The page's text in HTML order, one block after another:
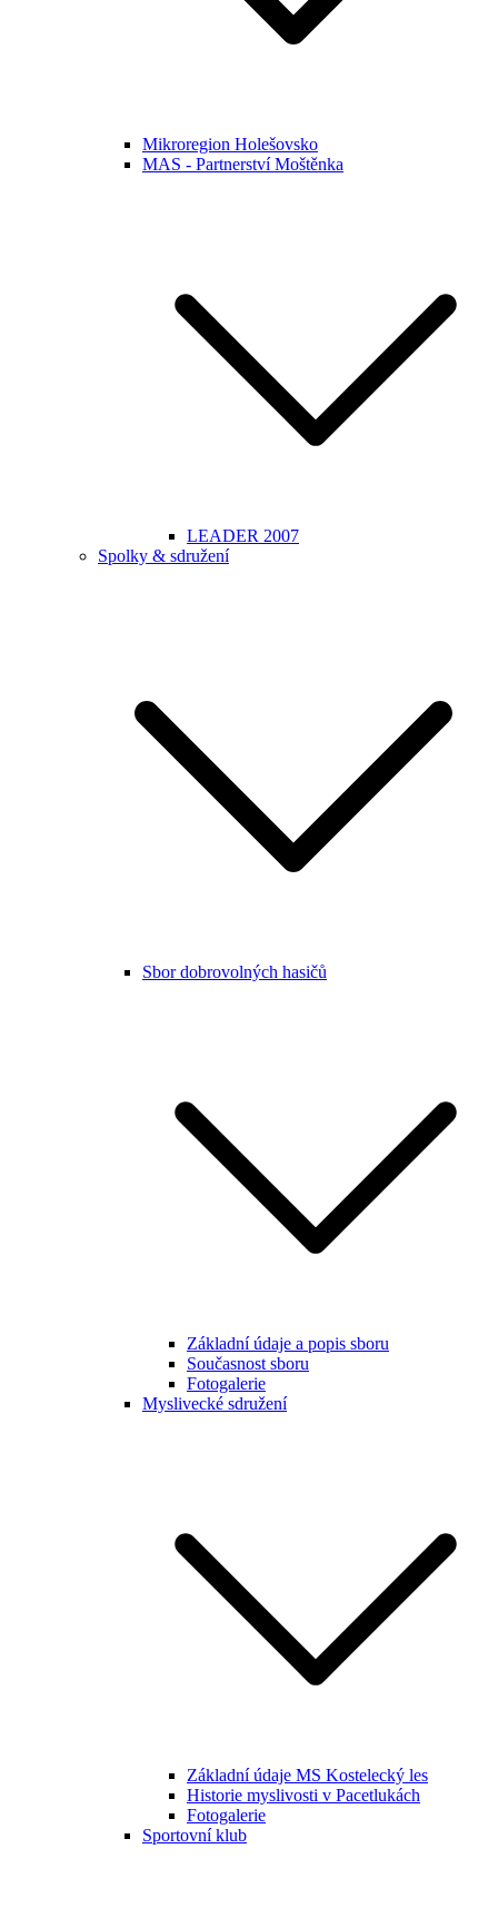
Mikroregion Holešovsko
MAS - Partnerství Moštěnka
LEADER 2007
Spolky & sdružení
Sbor dobrovolných hasičů
Základní údaje a popis sboru
Současnost sboru
Fotogalerie
Myslivecké sdružení
Základní údaje MS Kostelecký les
Historie myslivosti v Pacetlukách
Fotogalerie
Sportovní klub